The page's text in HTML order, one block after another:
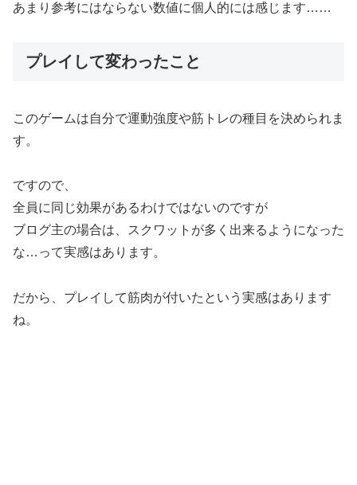
あまり参考にはならない数値に個人的には感じます……
プレイして変わったこと
このゲームは自分で運動強度や筋トレの種目を決められま
す。
ですので、
全員に同じ効果があるわけではないのですが
ブログ主の場合は、スクワットが多く出来るようになった
な…って実感はあります。
だから、プレイして筋肉が付いたという実感はあります
ね。